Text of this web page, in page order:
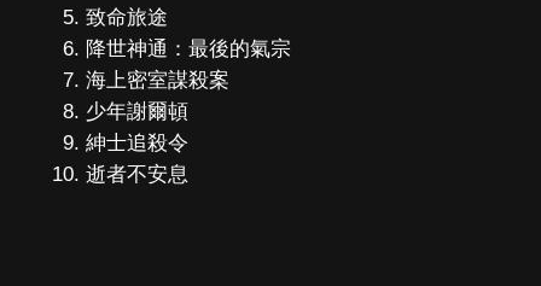
致命旅途
降世神通：最後的氣宗
海上密室謀殺案
少年謝爾頓
紳士追殺令
逝者不安息